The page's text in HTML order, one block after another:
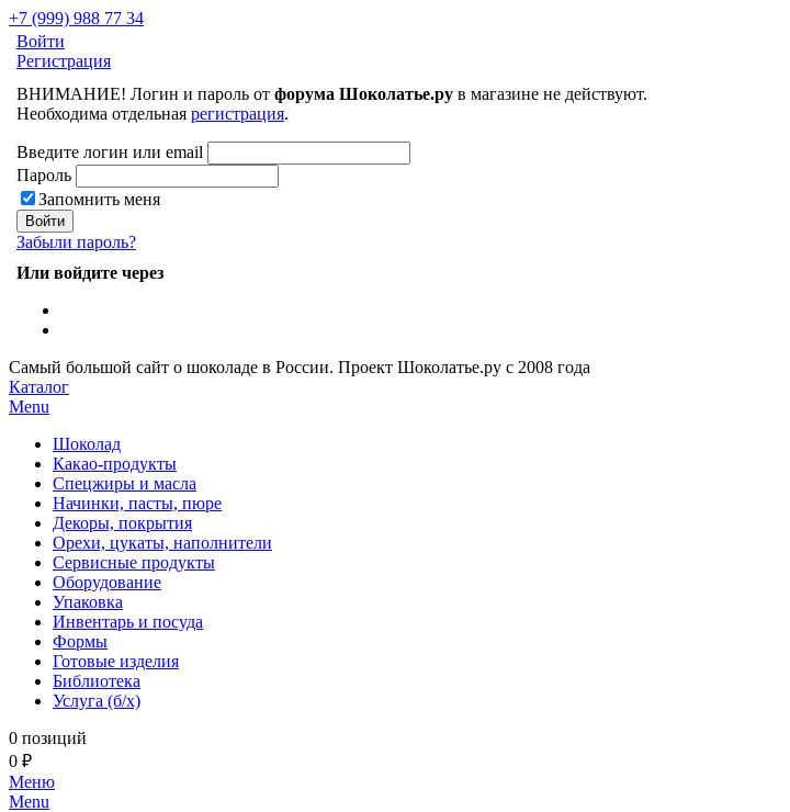
+7 (999) 988 77 34
Войти
Регистрация
ВНИМАНИЕ! Логин и пароль от форума Шоколатье.ру в магазине не действуют.
Необходима отдельная регистрация.
Введите логин или email
Пароль
Запомнить меня
Забыли пароль?
Или войдите через
Самый большой сайт о шоколаде в России. Проект Шоколатье.ру с 2008 года
Каталог
Menu
Шоколад
Какао-продукты
Спецжиры и масла
Начинки, пасты, пюре
Декоры, покрытия
Орехи, цукаты, наполнители
Сервисные продукты
Оборудование
Упаковка
Инвентарь и посуда
Формы
Готовые изделия
Библиотека
Услуга (б/х)
0 позиций
0 ₽
Меню
Menu